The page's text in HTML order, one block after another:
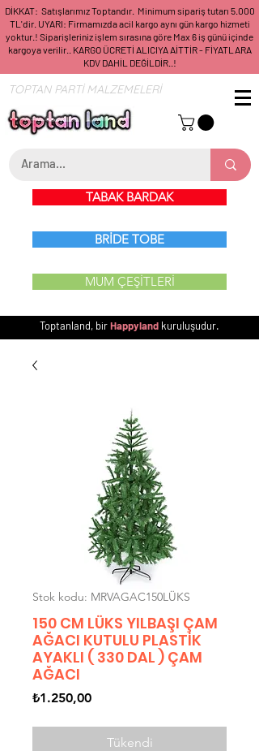
DİKKAT: Satışlarımız Toptandır. Minimum sipariş tutarı 5.000
TL'dir. UYARI: Firmamızda acil kargo aynı gün kargo hizmeti
yoktur.! Siparişleriniz işlem sırasına göre Max 6 iş günü içinde
kargoya verilir.. KARGO ÜCRETİ ALICIYA AİTTİR - FİYATLARA
KDV DAHİL DEĞİLDİR..!
TOPTAN PARTİ MALZEMELERİ
TABAK BARDAK
BRİDE TOBE
MUM ÇEŞİTLERİ
Toptanland, birHappyland kuruluşudur.
Stok kodu: MRVAGAC150LÜKS
150 CM LÜKS YILBAŞI ÇAM
AĞACI KUTULU PLASTİK
AYAKLI ( 330 DAL ) ÇAM
AĞACI
₺1.250,00Fiyat
Tükendi